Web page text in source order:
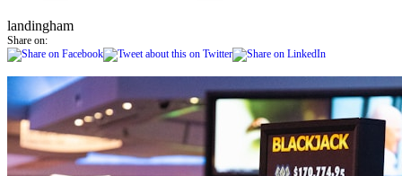
landingham
Share on: